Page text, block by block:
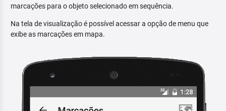
marcações para o objeto selecionado em sequência.
Na tela de visualização é possível acessar a opção de menu que
exibe as marcações em mapa.